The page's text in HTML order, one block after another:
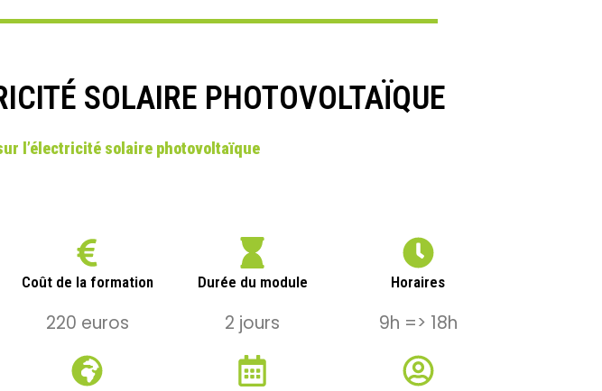
SOLAIRE PHOTOVOLTAÏQUE
l’électricité solaire photovoltaïque
Coût de la formation
220 euros
Durée du module
2 jours
Horaires
9h => 18h